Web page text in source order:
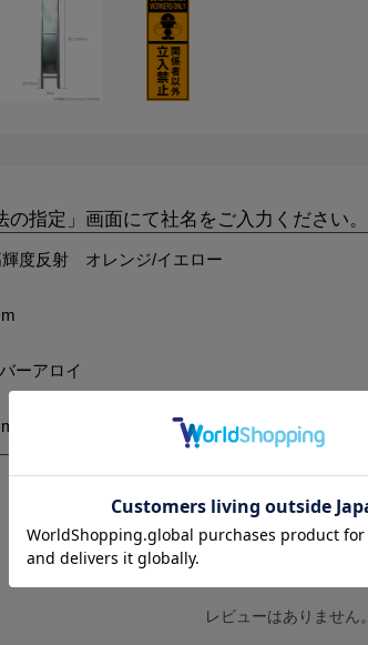
指定」画面にて社名をご入力ください。
輝度反射 オレンジ/イエロー
ーアロイ
レビューはありません。